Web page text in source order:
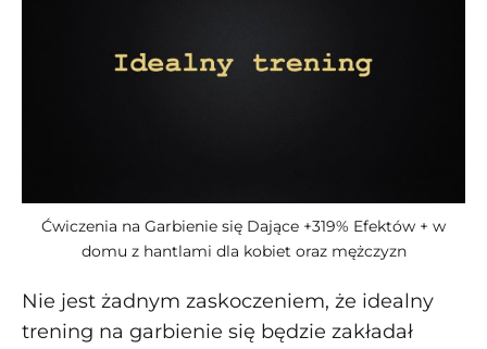
Ćwiczenia na Garbienie się Dające +319% Efektów + w
domu z hantlami dla kobiet oraz mężczyzn
Nie jest żadnym zaskoczeniem, że idealny
trening na garbienie się będzie zakładał